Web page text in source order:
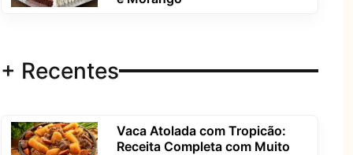
+ Recentes
Vaca Atolada com Tropicão:
Receita Completa com Muito